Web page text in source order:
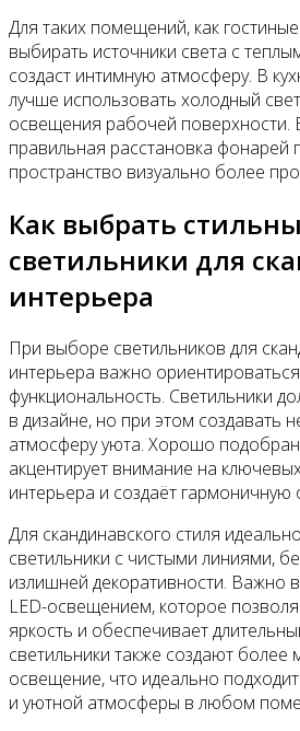
Для таких помещений, как
выбирать источники света с
создаст интимную атмосферу. В
лучше использовать холодный
освещения рабочей поверхности.
правильная расстановка фонарей
пространство визуально более
Как выбрать
светильники для
интерьера
При выборе светильников для
интерьера важно
функциональность. Светильники
в дизайне, но при этом создавать
атмосферу уюта. Хорошо
акцентирует внимание на
интерьера и создаёт гармоничную
Для скандинавского стиля
светильники с чистыми линиями,
излишней декоративности. Важно
LED-освещением, которое
яркость и обеспечивает
светильники также создают
освещение, что идеально
и уютной атмосферы в любом